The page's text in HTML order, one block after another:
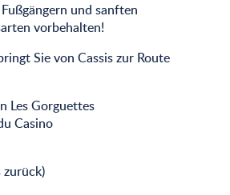
und sanften
vorbehalten!
Sie von Cassis zur Route
Les Gorguettes
Casino
zurück)